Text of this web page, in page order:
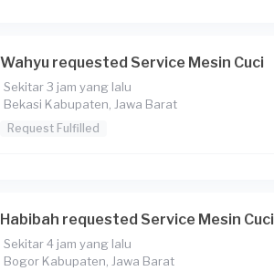
Wahyu requested Service Mesin Cuci
Sekitar 3 jam yang lalu
Bekasi Kabupaten, Jawa Barat
Request Fulfilled
Habibah requested Service Mesin Cuci
Sekitar 4 jam yang lalu
Bogor Kabupaten, Jawa Barat